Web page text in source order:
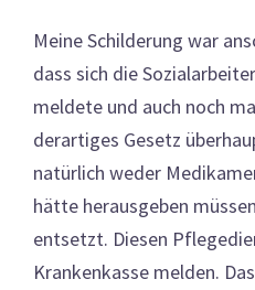
Meine Schilderung war
dass sich die
meldete und auch noch
derartiges Gesetz
natürlich weder
hätte herausgeben
entsetzt. Diesen
Krankenkasse melden.